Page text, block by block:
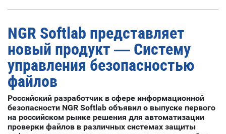
NGR Softlab представляет
новый продукт — Систему
управления безопасностью
файлов
Российский разработчик в сфере информационной
безопасности NGR Softlab объявил о выпуске первого
на российском рынке решения для автоматизации
проверки файлов в различных системах защиты